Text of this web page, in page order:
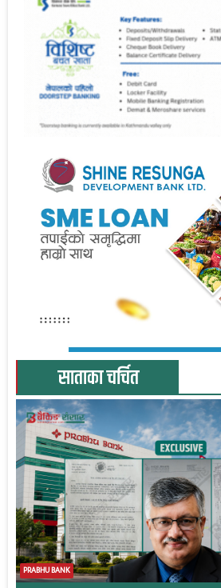
साताका चर्चित
PRABHU BANK